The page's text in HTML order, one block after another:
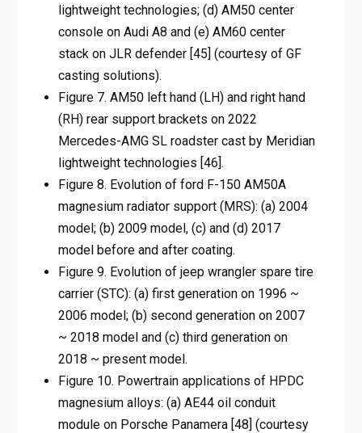
lightweight technologies; (d) AM50 center
console on Audi A8 and (e) AM60 center
stack on JLR defender [45] (courtesy of GF
casting solutions).
Figure 7. AM50 left hand (LH) and right hand
(RH) rear support brackets on 2022
Mercedes-AMG SL roadster cast by Meridian
lightweight technologies [46].
Figure 8. Evolution of ford F-150 AM50A
magnesium radiator support (MRS): (a) 2004
model; (b) 2009 model, (c) and (d) 2017
model before and after coating.
Figure 9. Evolution of jeep wrangler spare tire
carrier (STC): (a) first generation on 1996 ~
2006 model; (b) second generation on 2007
~ 2018 model and (c) third generation on
2018 ~ present model.
Figure 10. Powertrain applications of HPDC
magnesium alloys: (a) AE44 oil conduit
module on Porsche Panamera [48] (courtesy